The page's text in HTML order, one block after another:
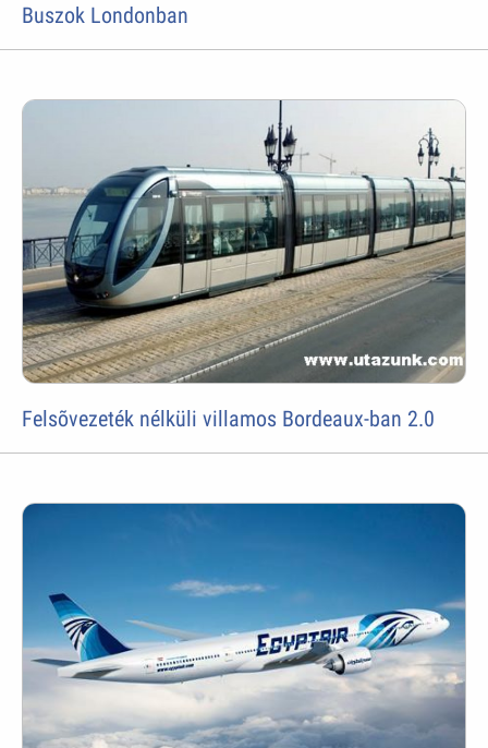
Buszok Londonban
Felsõvezeték nélküli villamos Bordeaux-ban 2.0